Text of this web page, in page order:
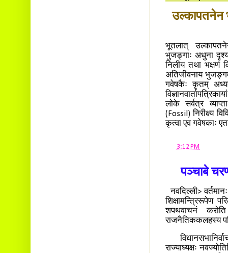
उल्कापतनेन
भूतलात्
भुजङ्गाः अधुना
निलीय तथा भक्षणं
अतिजीवनाय
गवेषकैः कृतम्
लोके सर्वत्र
(Fossil) निरीक्ष्य
कृत्वा एव गवेषकाः
3:12 PM
पञ्चाबे
नवदिल्ली>
शिक्षामन्त्रिरूपेण
शपथवाचनं
राजनैतिककलहस्य
राज्याध्यक्षः